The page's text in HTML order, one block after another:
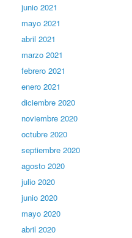
junio 2021
mayo 2021
abril 2021
marzo 2021
febrero 2021
enero 2021
diciembre 2020
noviembre 2020
octubre 2020
septiembre 2020
agosto 2020
julio 2020
junio 2020
mayo 2020
abril 2020